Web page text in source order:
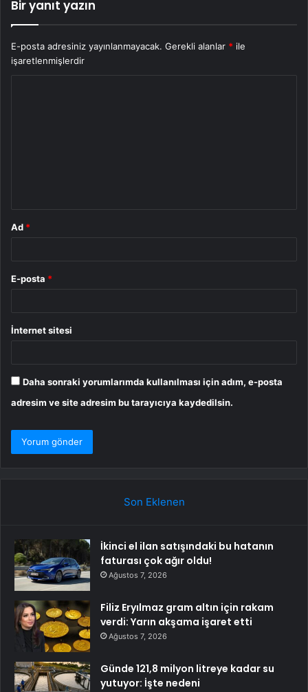
Bir yanıt yazın
E-posta adresiniz yayınlanmayacak. Gerekli alanlar * ile
işaretlenmişlerdir
Ad *
E-posta *
İnternet sitesi
Daha sonraki yorumlarımda kullanılması için adım, e-posta
adresim ve site adresim bu tarayıcıya kaydedilsin.
Son Eklenen
İkinci el ilan satışındaki bu hatanın
faturası çok ağır oldu!
Ağustos 7, 2026
Filiz Eryılmaz gram altın için rakam
verdi: Yarın akşama işaret etti
Ağustos 7, 2026
Günde 121,8 milyon litreye kadar su
yutuyor: İşte nedeni